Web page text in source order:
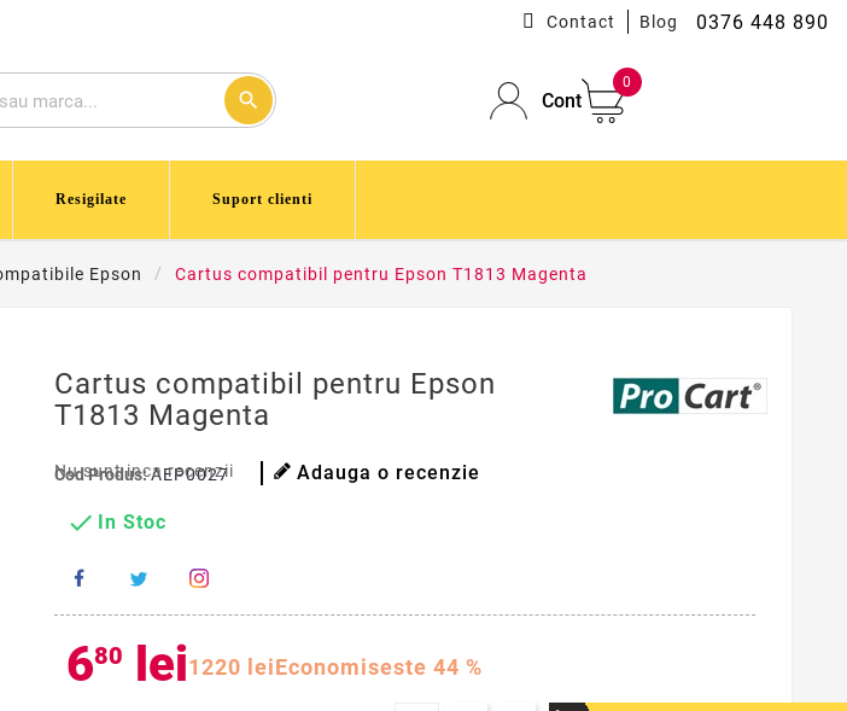
0376 448 890
Contact Blog
search Cont
0
Resigilate Suport clienti
Epson Cartus compatibil pentru Epson T1813 Magenta
Cartus compatibil pentru Epson
T1813 Magenta
Cod Produs:AEP0027
Nu sunt inca recenzii Adauga o recenzie
 In Stoc
680 lei1220 leiEconomiseste 44 %